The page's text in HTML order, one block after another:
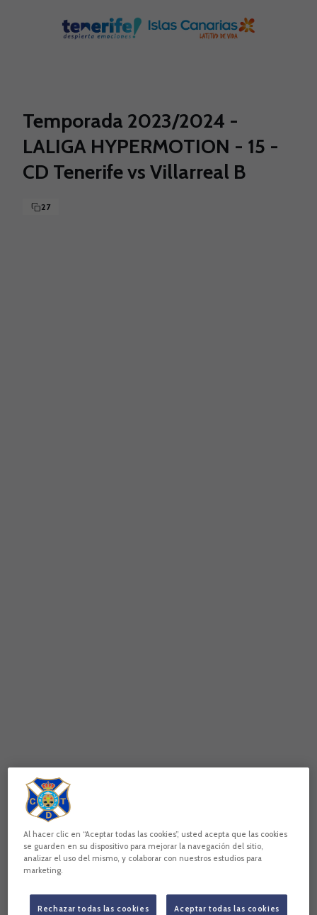
Temporada 2023/2024 -
LALIGA HYPERMOTION - 15 -
CD Tenerife vs Villarreal B
27
Al hacer clic en “Aceptar todas las cookies”, usted acepta que las cookies
se guarden en su dispositivo para mejorar la navegación del sitio,
analizar el uso del mismo, y colaborar con nuestros estudios para
marketing.
Rechazar todas las cookies Aceptar todas las cookies